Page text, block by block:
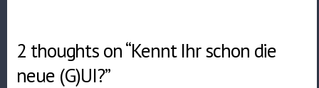
2 thoughts on “Kennt Ihr schon die
neue (G)UI?”